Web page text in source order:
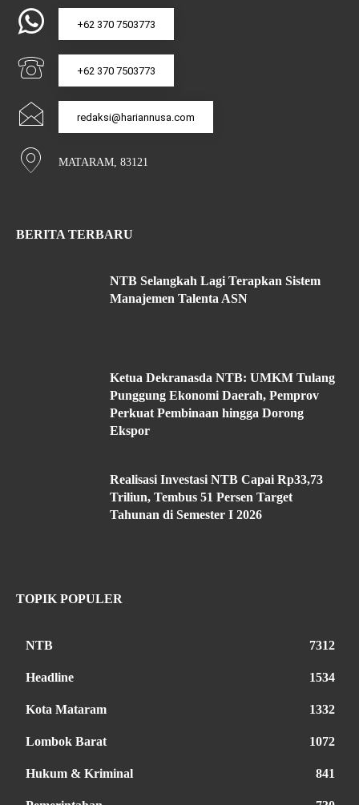
+62 370 7503773
+62 370 7503773
redaksi@hariannusa.com
MATARAM, 83121
BERITA TERBARU
NTB Selangkah Lagi Terapkan Sistem
Manajemen Talenta ASN
Ketua Dekranasda NTB: UMKM Tulang
Punggung Ekonomi Daerah, Pemprov
Perkuat Pembinaan hingga Dorong
Ekspor
Realisasi Investasi NTB Capai Rp33,73
Triliun, Tembus 51 Persen Target
Tahunan di Semester I 2026
TOPIK POPULER
NTB 7312
Headline 1534
Kota Mataram 1332
Lombok Barat 1072
Hukum & Kriminal 841